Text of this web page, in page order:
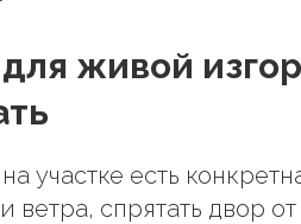
живой
участке есть
ветра, спрятать двор